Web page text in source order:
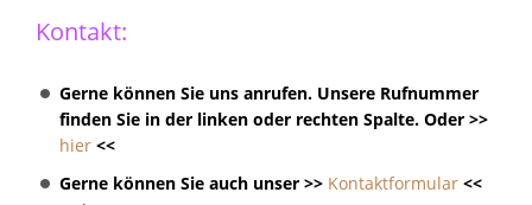
Kontakt:
Gerne können Sie uns anrufen. Unsere Rufnummer
finden Sie in der linken oder rechten Spalte. Oder >>
hier <<
Gerne können Sie auch unser >> Kontaktformular <<